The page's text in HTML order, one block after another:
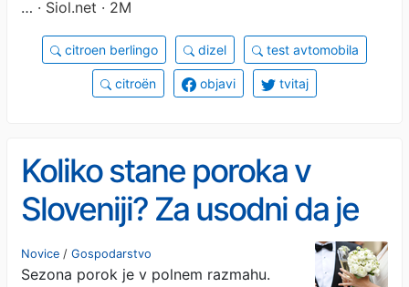
… · Siol.net · 2M
citroen berlingo dizel test avtomobila
citroën objavi tvitaj
Koliko stane poroka v
Sloveniji? Za usodni da je
treba danes globoko seči v
Novice / Gospodarstvo
Sezona porok je v polnem razmahu.